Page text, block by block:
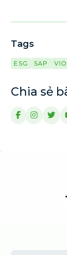
Tags
ESG SAP
Chia sẻ